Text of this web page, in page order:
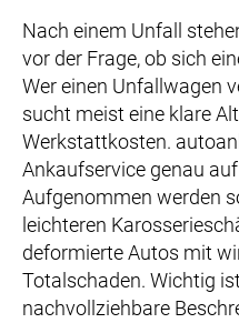
Nach einem Unfall
vor der Frage, ob sich
Wer einen Unfallwagen
sucht meist eine klare
Werkstattkosten.
Ankaufservice genau
Aufgenommen werden
leichteren
deformierte Autos mit
Totalschaden. Wichtig
nachvollziehbare